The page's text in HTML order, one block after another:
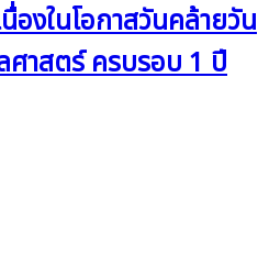
องในโอกาสวันคล้ายวัน
าสตร์ ครบรอบ 1 ปี